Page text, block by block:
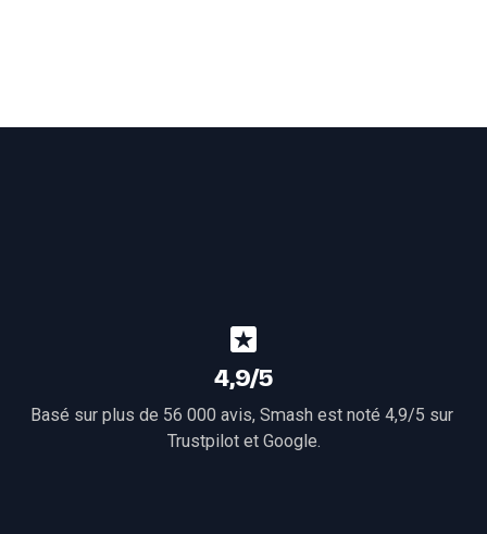
4,9/5
Basé sur plus de 56 000 avis, Smash est noté 4,9/5 sur
Trustpilot et Google.